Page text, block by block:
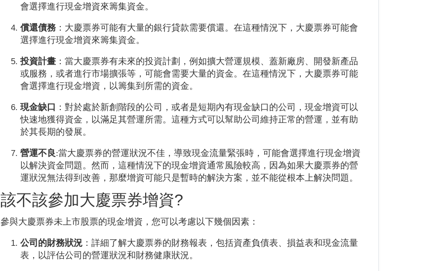
會選擇進行現金增資來籌集資金。
償還債務 ：大慶票券可能有大量的銀行貸款需要償還。在這種情況下，大慶票券可能會
選擇進行現金增資來籌集資金。
投資計畫 ：當大慶票券有未來的投資計劃，例如擴大營運規模、蓋新廠房、開發新產品
或服務，或者進行市場擴張等，可能會需要大量的資金。在這種情況下，大慶票券可能
會選擇進行現金增資，以籌集到所需的資金。
現金缺口 ：對於處於新創階段的公司，或者是短期內有現金缺口的公司，現金增資可以
快速地獲得資金，以滿足其營運所需。這種方式可以幫助公司維持正常的營運，並有助
於其長期的發展。
營運不良:當大慶票券的營運狀況不佳，導致現金流量緊張時，可能會選擇進行現金增資
以解決資金問題。然而，這種情況下的現金增資通常風險較高，因為如果大慶票券的營
運狀況無法得到改善，那麼增資可能只是暫時的解決方案，並不能從根本上解決問題。
該不該參加大慶票券增資?
參與大慶票券未上市股票的現金增資，您可以考慮以下幾個因素：
公司的財務狀況 ：詳細了解大慶票券的財務報表，包括資產負債表、損益表和現金流量
表，以評估公司的營運狀況和財務健康狀況。